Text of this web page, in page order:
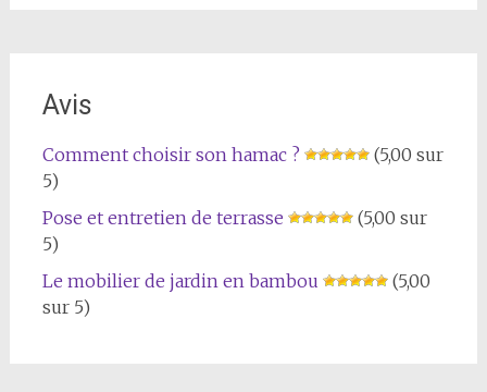
Avis
Comment choisir son hamac ?
(5,00 sur
5)
Pose et entretien de terrasse
(5,00 sur
5)
Le mobilier de jardin en bambou
(5,00
sur 5)